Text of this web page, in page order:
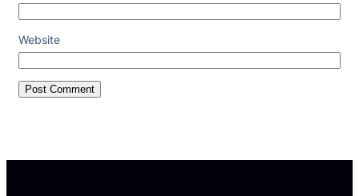
Website